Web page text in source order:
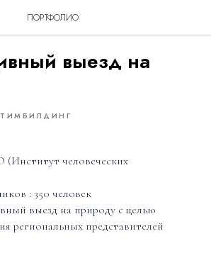
ПОРТФОЛИО
выезд на
ТИМБИЛДИНГ
человеческих
: 350 человек
выезд на природу с целью
региональных представителей